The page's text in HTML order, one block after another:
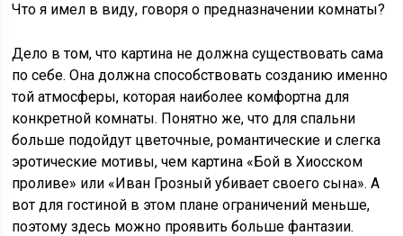
Что я имел в виду, говоря о предназначении комнаты?
Дело в том, что картина не должна существовать сама
по себе. Она должна способствовать созданию именно
той атмосферы, которая наиболее комфортна для
конкретной комнаты. Понятно же, что для спальни
больше подойдут цветочные, романтические и слегка
эротические мотивы, чем картина «Бой в Хиосском
проливе» или «Иван Грозный убивает своего сына». А
вот для гостиной в этом плане ограничений меньше,
поэтому здесь можно проявить больше фантазии.